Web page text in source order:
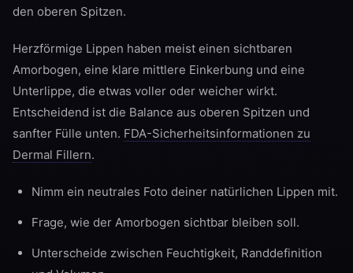
den oberen Spitzen.
Herzförmige Lippen haben meist einen sichtbaren
Amorbogen, eine klare mittlere Einkerbung und eine
Unterlippe, die etwas voller oder weicher wirkt.
Entscheidend ist die Balance aus oberen Spitzen und
sanfter Fülle unten. FDA-Sicherheitsinformationen zu
Dermal Fillern.
Nimm ein neutrales Foto deiner natürlichen Lippen mit.
Frage, wie der Amorbogen sichtbar bleiben soll.
Unterscheide zwischen Feuchtigkeit, Randdefinition